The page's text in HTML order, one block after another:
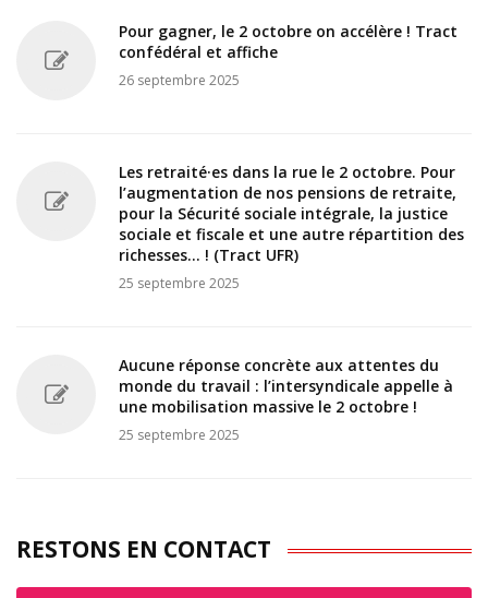
Pour gagner, le 2 octobre on accélère ! Tract
confédéral et affiche
26 septembre 2025
Les retraité·es dans la rue le 2 octobre. Pour
l’augmentation de nos pensions de retraite,
pour la Sécurité sociale intégrale, la justice
sociale et fiscale et une autre répartition des
richesses... ! (Tract UFR)
25 septembre 2025
Aucune réponse concrète aux attentes du
monde du travail : l’intersyndicale appelle à
une mobilisation massive le 2 octobre !
25 septembre 2025
RESTONS EN CONTACT